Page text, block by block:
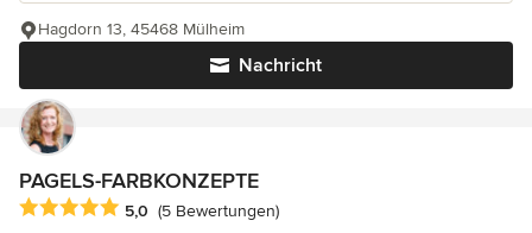
Nachricht
Hagdorn 13, 45468 Mülheim
PAGELS-FARBKONZEPTE
Durchschnittliche Bewertung: 5 von 5 Sternen
5,0 (5 Bewertungen)